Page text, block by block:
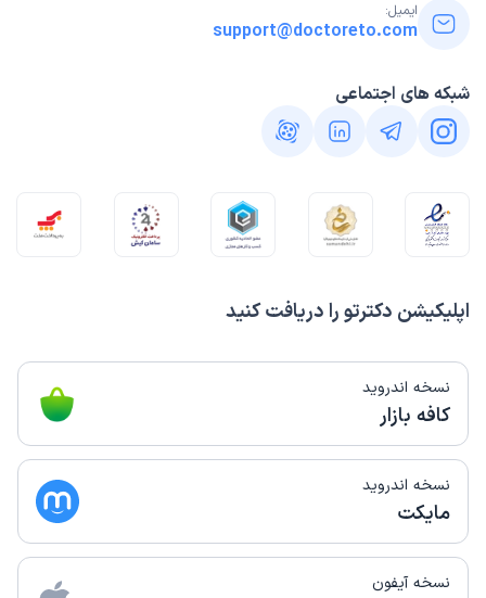
اپلیکیشن دکترتو را دریافت کنید
نسخه اندروید
کافه بازار
نسخه اندروید
مایکت
نسخه آیفون
ایمیل:
support@doctoreto.com
شبکه های اجتماعی